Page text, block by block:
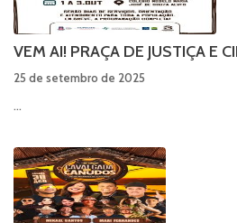
VEM AI! PRAÇA DE JUSTIÇA E
25 de setembro de 2025
...